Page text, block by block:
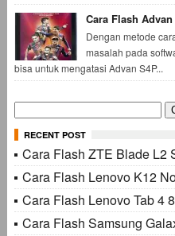
Cara Flash Advan
Dengan metode
masalah pada
bisa untuk mengatasi Advan S4P...
Cari
untuk:
RECENT POST
Cara Flash ZTE Blade L2
Cara Flash Lenovo K12
Cara Flash Lenovo Tab 4
Cara Flash Samsung